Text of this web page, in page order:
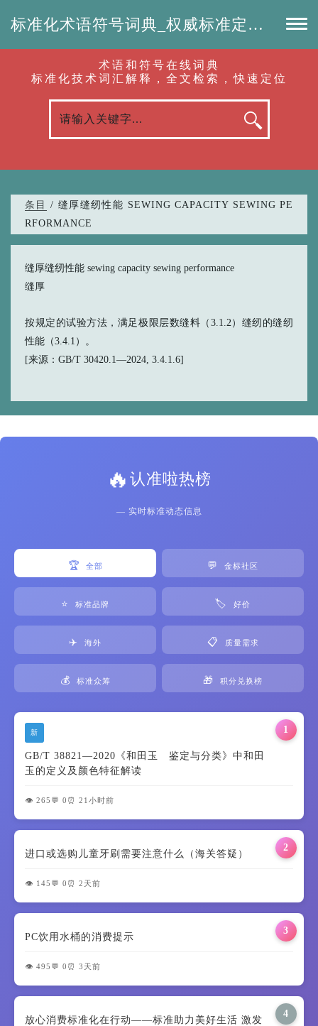
标准化术语符号词典_权威标准定义_专业词汇查询-认准啦（RenZhunLa.com）
术语和符号在线词典
标准化技术词汇解释，全文检索，快速定位
条目
/ 缝厚缝纫性能 SEWING CAPACITY SEWING PE
RFORMANCE
缝厚缝纫性能 sewing capacity sewing performance
缝厚
按规定的试验方法，满足极限层数缝料（3.1.2）缝纫的缝纫
性能（3.4.1）。
[来源：GB/T 30420.1—2024, 3.4.1.6]
🔥认准啦热榜
— 实时标准动态信息
🏆 全部 💬 金标社区
⭐ 标准品牌 🏷️ 好价
✈️ 海外 📋 质量需求
💰 标准众筹 🎁 积分兑换榜
1
新
GB/T 38821—2020《和田玉 鉴定与分类》中和田
玉的定义及颜色特征解读
👁️ 265 💬 0 ⏰ 21小时前
2
进口或选购儿童牙刷需要注意什么（海关答疑）
👁️ 145 💬 0 ⏰ 2天前
3
PC饮用水桶的消费提示
👁️ 495 💬 0 ⏰ 3天前
4
放心消费标准化在行动——标准助力美好生活 激发